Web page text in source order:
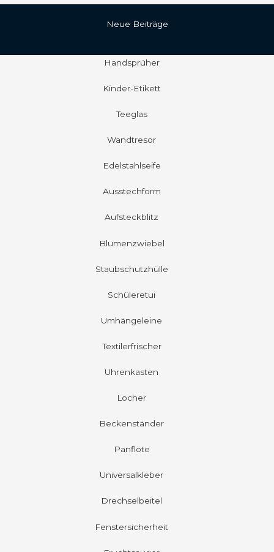
Neue Beiträge
Handsprüher
Kinder-Etikett
Teeglas
Wandtresor
Edelstahlseife
Ausstechform
Aufsteckblitz
Blumenzwiebel
Staubschutzhülle
Schüleretui
Umhängeleine
Textilerfrischer
Uhrenkasten
Locher
Beckenständer
Panflöte
Universalkleber
Drechselbeitel
Fenstersicherheit